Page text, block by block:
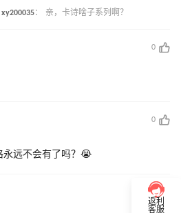
xy200035： 亲，卡诗啥子系列啊？
0
0
永远不会有了吗？😭
0
返利
客服